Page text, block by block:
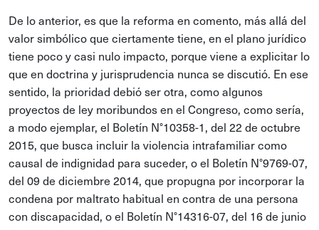
De lo anterior, es que la reforma en comento, más allá del
valor simbólico que ciertamente tiene, en el plano jurídico
tiene poco y casi nulo impacto, porque viene a explicitar lo
que en doctrina y jurisprudencia nunca se discutió. En ese
sentido, la prioridad debió ser otra, como algunos
proyectos de ley moribundos en el Congreso, como sería,
a modo ejemplar, el Boletín N°10358-1, del 22 de octubre
2015, que busca incluir la violencia intrafamiliar como
causal de indignidad para suceder, o el Boletín N°9769-07,
del 09 de diciembre 2014, que propugna por incorporar la
condena por maltrato habitual en contra de una persona
con discapacidad, o el Boletín N°14316-07, del 16 de junio